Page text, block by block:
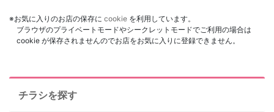
※お気に入りのお店の保存に cookie を利用しています。
ブラウザのプライベートモードやシークレットモードでご利用の場合は
cookie が保存されませんのでお店をお気に入りに登録できません。
チラシを探す